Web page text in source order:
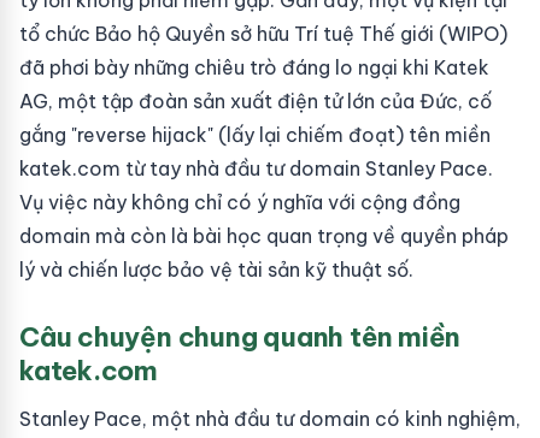
tổ chức Bảo hộ Quyền sở hữu Trí tuệ Thế giới (WIPO)
đã phơi bày những chiêu trò đáng lo ngại khi Katek
AG, một tập đoàn sản xuất điện tử lớn của Đức, cố
gắng "reverse hijack" (lấy lại chiếm đoạt) tên miền
katek.com từ tay nhà đầu tư domain Stanley Pace.
Vụ việc này không chỉ có ý nghĩa với cộng đồng
domain mà còn là bài học quan trọng về quyền pháp
lý và chiến lược bảo vệ tài sản kỹ thuật số.
Câu chuyện chung quanh tên miền
katek.com
Stanley Pace, một nhà đầu tư domain có kinh nghiệm,